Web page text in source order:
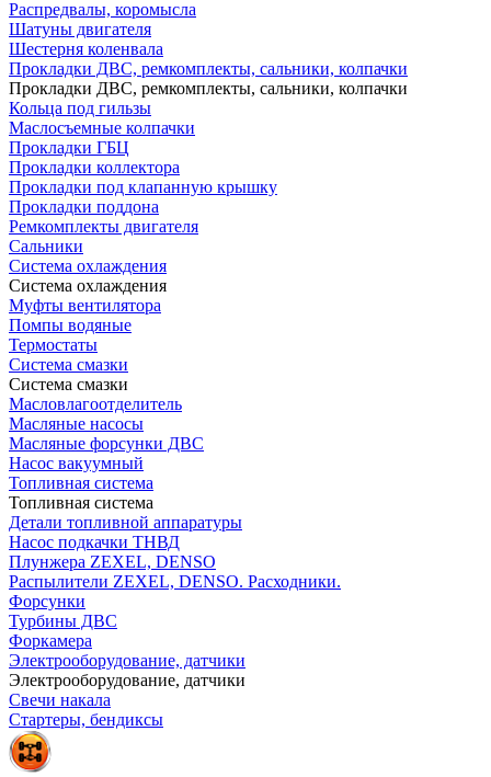
Распредвалы, коромысла
Шатуны двигателя
Шестерня коленвала
Прокладки ДВС, ремкомплекты, сальники, колпачки
Прокладки ДВС, ремкомплекты, сальники, колпачки
Кольца под гильзы
Маслосъемные колпачки
Прокладки ГБЦ
Прокладки коллектора
Прокладки под клапанную крышку
Прокладки поддона
Ремкомплекты двигателя
Сальники
Система охлаждения
Система охлаждения
Муфты вентилятора
Помпы водяные
Термостаты
Система смазки
Система смазки
Масловлагоотделитель
Масляные насосы
Масляные форсунки ДВС
Насос вакуумный
Топливная система
Топливная система
Детали топливной аппаратуры
Насос подкачки ТНВД
Плунжера ZEXEL, DENSO
Распылители ZEXEL, DENSO. Расходники.
Форсунки
Турбины ДВС
Форкамера
Электрооборудование, датчики
Электрооборудование, датчики
Свечи накала
Стартеры, бендиксы